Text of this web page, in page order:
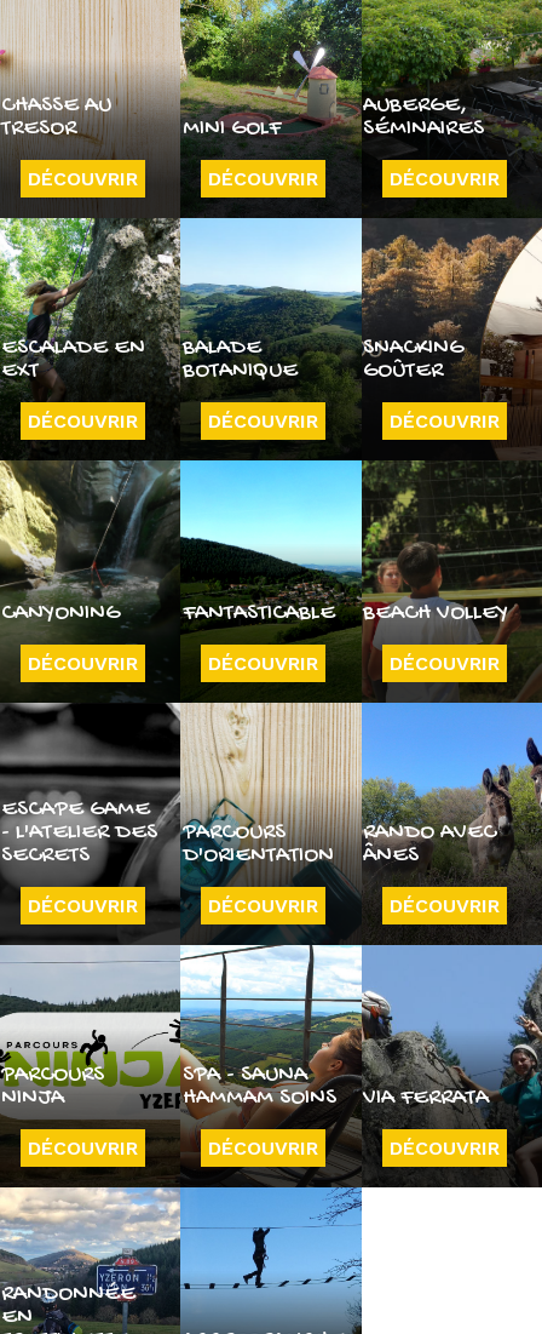
CHASSE AU
TRESOR
DÉCOUVRIR
MINI GOLF
DÉCOUVRIR
AUBERGE,
SÉMINAIRES
DÉCOUVRIR
ESCALADE EN
EXT
DÉCOUVRIR
BALADE
BOTANIQUE
DÉCOUVRIR
SNACKING
GOÛTER
DÉCOUVRIR
CANYONING
DÉCOUVRIR
FANTASTICABLE
DÉCOUVRIR
BEACH VOLLEY
DÉCOUVRIR
ESCAPE GAME
- L'ATELIER DES
SECRETS
DÉCOUVRIR
PARCOURS
D'ORIENTATION
DÉCOUVRIR
RANDO AVEC
ÂNES
DÉCOUVRIR
PARCOURS
NINJA
DÉCOUVRIR
SPA - SAUNA
HAMMAM SOINS
DÉCOUVRIR
VIA FERRATA
DÉCOUVRIR
RANDONNÉE
EN